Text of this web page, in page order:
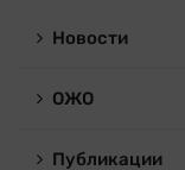
Новости
ОЖО
Публикации